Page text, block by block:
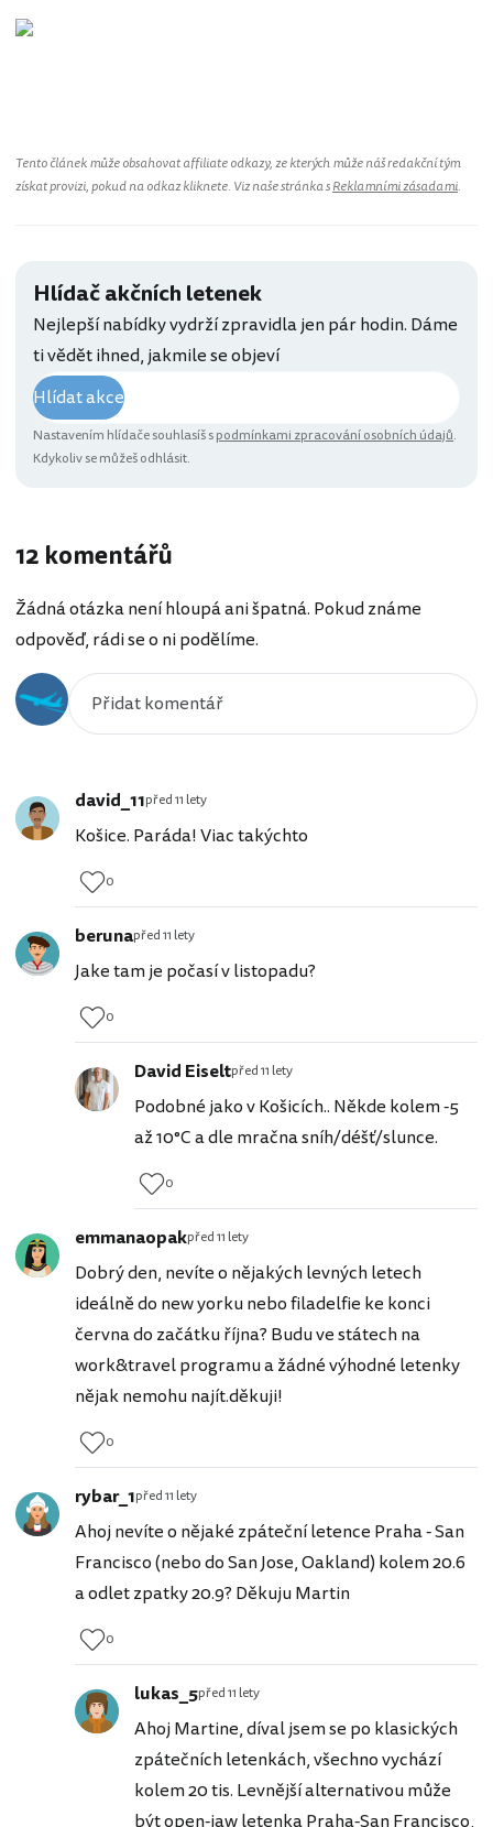
Tento článek může obsahovat affiliate odkazy, ze kterých může náš redakční tým
získat provizi, pokud na odkaz kliknete. Viz naše stránka sReklamními zásadami.
Hlídač akčních letenek
Nejlepší nabídky vydrží zpravidla jen pár hodin. Dáme
ti vědět ihned, jakmile se objeví
Hlídat akce
Nastavením hlídače souhlasíš spodmínkami zpracování osobních údajů.
Kdykoliv se můžeš odhlásit.
12 komentářů
Žádná otázka není hloupá ani špatná. Pokud známe
odpověď, rádi se o ni podělíme.
david_11před 11 lety
Košice. Paráda! Viac takýchto
0
berunapřed 11 lety
Jake tam je počasí v listopadu?
0
David Eiseltpřed 11 lety
Podobné jako v Košicích.. Někde kolem -5
až 10°C a dle mračna sníh/déšť/slunce.
0
emmanaopakpřed 11 lety
Dobrý den, nevíte o nějakých levných letech
ideálně do new yorku nebo filadelfie ke konci
června do začátku října? Budu ve státech na
work&travel programu a žádné výhodné letenky
nějak nemohu najít.děkuji!
0
rybar_1před 11 lety
Ahoj nevíte o nějaké zpáteční letence Praha - San
Francisco (nebo do San Jose, Oakland) kolem 20.6
a odlet zpatky 20.9? Děkuju Martin
0
lukas_5před 11 lety
Ahoj Martine, díval jsem se po klasických
zpátečních letenkách, všechno vychází
kolem 20 tis. Levnější alternativou může
být open-jaw letenka Praha-San Francisco,